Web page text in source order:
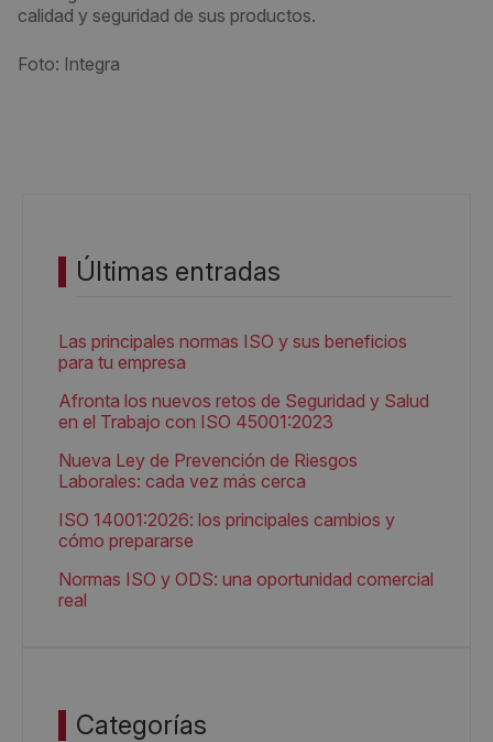
calidad y seguridad de sus productos.
Foto: Integra
Últimas entradas
Las principales normas ISO y sus beneficios
para tu empresa
Afronta los nuevos retos de Seguridad y Salud
en el Trabajo con ISO 45001:2023
Nueva Ley de Prevención de Riesgos
Laborales: cada vez más cerca
ISO 14001:2026: los principales cambios y
cómo prepararse
Normas ISO y ODS: una oportunidad comercial
real
Categorías